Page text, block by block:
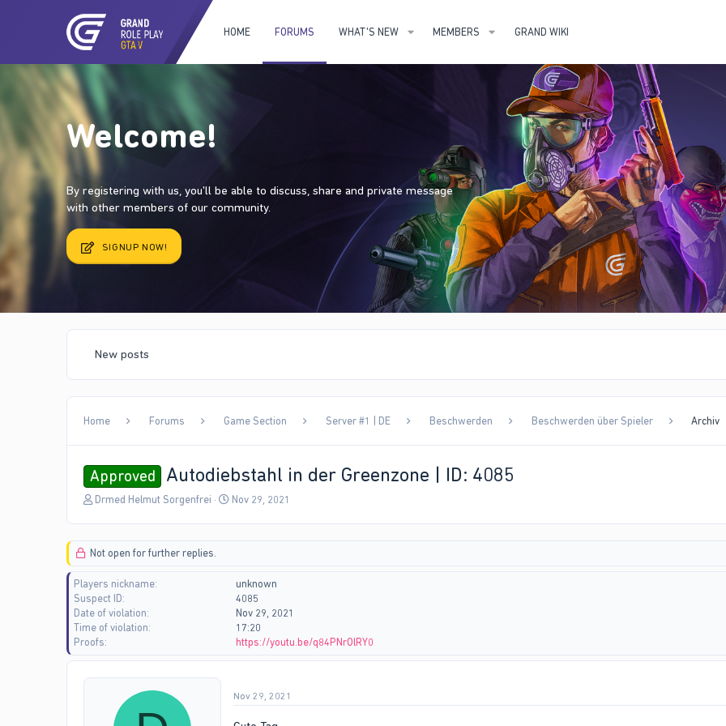
HOME FORUMS WHAT'S NEW MEMBERS GRAND WIKI
Welcome!
By registering with us, you'll be able to discuss, share and private message
with other members of our community.
SIGNUP NOW!
New posts
Home Forums Game Section Server #1 | DE Beschwerden Beschwerden über Spieler Archiv
Approved Autodiebstahl in der Greenzone | ID: 4085
T
a
s
t
a
r
t
e
Drmed Helmut Sorgenfrei
S
a
e
Nov 29, 2021
Not open for further replies.
Players nickname
unknown
Suspect ID
4085
Date of violation
Nov 29, 2021
Time of violation
17:20
Proofs
https://youtu.be/q84PNrOlRY0
Nov 29, 2021